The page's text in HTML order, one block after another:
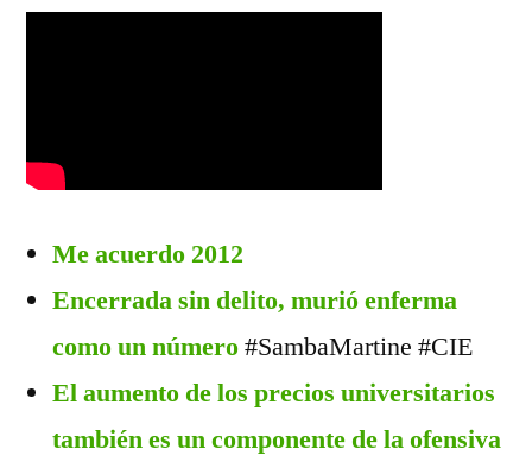
Me acuerdo 2012
Encerrada sin delito, murió enferma
como un número#SambaMartine #CIE
El aumento de los precios universitarios
también es un componente de la ofensiva